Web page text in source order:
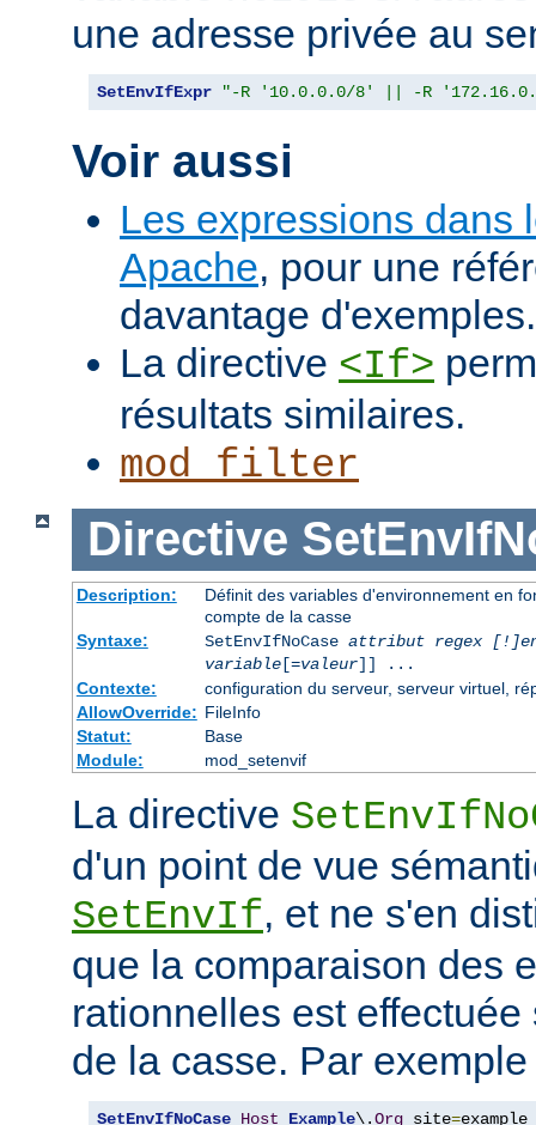
une adresse privée au
SetEnvIfExpr "-R '10.0.0.0/8' || -R
Voir aussi
Les expressions dans
Apache, pour une
davantage d'exemples.
La directive <If>
résultats similaires.
mod_filter
Directive
Description:
Définit des variables d'environnement en
compte de la casse
Syntaxe:
SetEnvIfNoCase attribut regex
variable[=valeur]] ...
Contexte:
configuration du serveur, serveur virtuel,
AllowOverride: FileInfo
Statut:
Base
Module:
mod_setenvif
La directive
d'un point de vue
SetEnvIf, et ne s'en
que la comparaison des
rationnelles est
de la casse. Par exemple
SetEnvIfNoCase Host Example\.Org site=example